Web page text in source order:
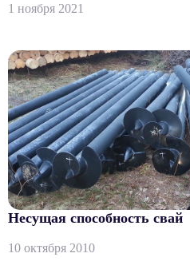
1 ноября 2021
Несущая способность свай
10 октября 2010